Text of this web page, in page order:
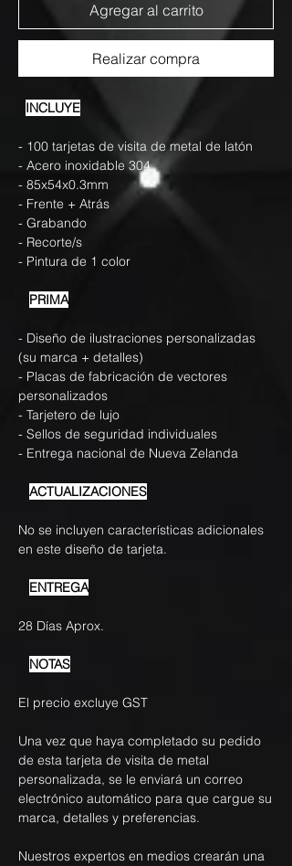
Agregar al carrito
Realizar compra
INCLUYE
- 100 tarjetas de visita de metal de latón
- Acero inoxidable 304
- 85x54x0.3mm
- Frente + Atrás
- Grabando
- Recorte/s
- Pintura de 1 color
PRIMA
- Diseño de ilustraciones personalizadas
(su marca + detalles)
- Placas de fabricación de vectores
personalizados
- Tarjetero de lujo
- Sellos de seguridad individuales
- Entrega nacional de Nueva Zelanda
ACTUALIZACIONES
No se incluyen características adicionales
en este diseño de tarjeta.
ENTREGA
28 Días Aprox.
NOTAS
El precio excluye GST
Una vez que haya completado su pedido
de esta tarjeta de visita de metal
personalizada, se le enviará un correo
electrónico automático para que cargue su
marca, detalles y preferencias.
Nuestros expertos en medios crearán una